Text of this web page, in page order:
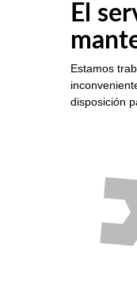
El
Estamos
disposición